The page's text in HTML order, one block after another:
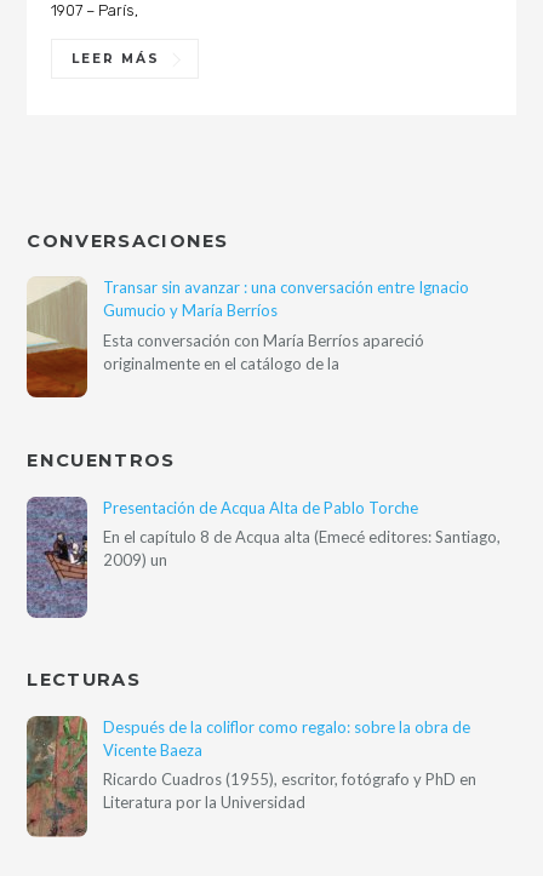
1907 – París,
LEER MÁS
CONVERSACIONES
Transar sin avanzar : una conversación entre Ignacio
Gumucio y María Berríos
Esta conversación con María Berríos apareció
originalmente en el catálogo de la
ENCUENTROS
Presentación de Acqua Alta de Pablo Torche
En el capítulo 8 de Acqua alta (Emecé editores: Santiago,
2009) un
LECTURAS
Después de la coliflor como regalo: sobre la obra de
Vicente Baeza
Ricardo Cuadros (1955), escritor, fotógrafo y PhD en
Literatura por la Universidad